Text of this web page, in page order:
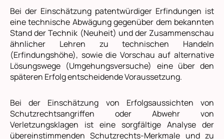
Bei der Einschätzung patentwürdiger Erfindungen ist
eine technische Abwägung gegenüber dem bekannten
Stand der Technik (Neuheit) und der Zusammenschau
ähnlicher Lehren zu technischen Handeln
(Erfindungshöhe), sowie die Vorschau auf alternative
Lösungswege (Umgehungsversuche) eine über den
späteren Erfolg entscheidende Voraussetzung.
Bei der Einschätzung von Erfolgsaussichten von
Schutzrechtsangriffen oder Abwehr von
Verletzungsklagen ist eine sorgfältige Analyse der
übereinstimmenden Schutzrechts-Merkmale und zu